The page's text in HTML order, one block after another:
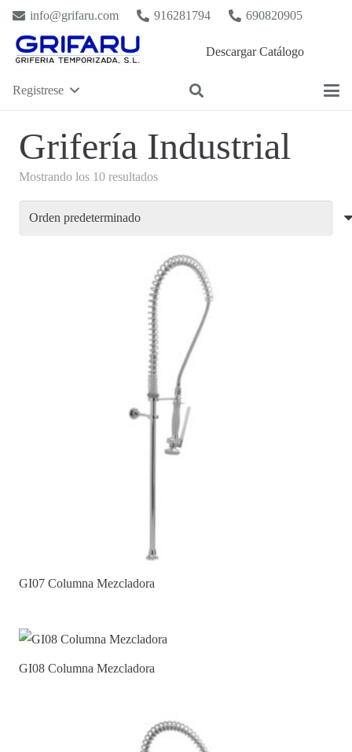
info@grifaru.com 916281794 690820905
Descargar Catálogo
Registrese
Grifería Industrial
Mostrando los 10 resultados
GI07 Columna Mezcladora
GI08 Columna Mezcladora